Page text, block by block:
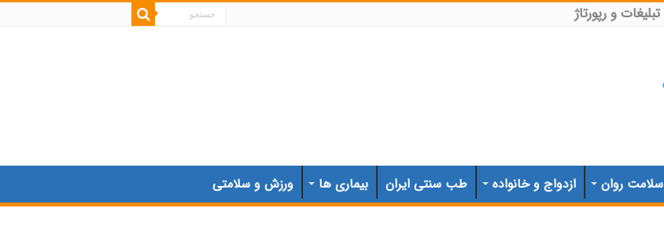
تبلیغات و رپورتاژ
سلامت روان ازدواج و خانواده طب سنتی ایران بیماری ها ورزش و سلامتی